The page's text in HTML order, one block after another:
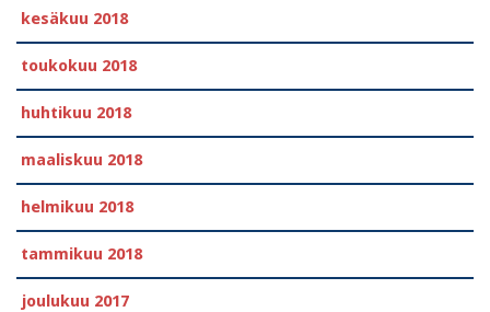
kesäkuu 2018
toukokuu 2018
huhtikuu 2018
maaliskuu 2018
helmikuu 2018
tammikuu 2018
joulukuu 2017